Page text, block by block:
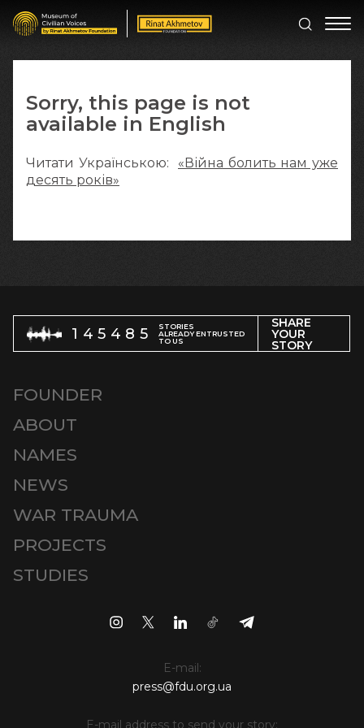
Sorry, this page is not
available in English
Читати Українською: «Війна болить нам уже
десять років»
145485
STORIES
ALREADY ENTRUSTED
TO US
SHARE
YOUR
STORY
FOUNDER
ABOUT
NAMES
NEWS
WAR TRAUMA
PROJECTS
STUDIES
E-mail:
press@fdu.org.ua